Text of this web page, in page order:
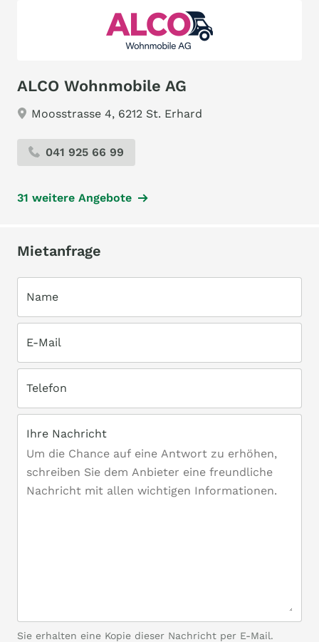
ALCO Wohnmobile AG
Moosstrasse 4, 6212 St. Erhard
041 925 66 99
31 weitere Angebote
Mietanfrage
Name
E-Mail
Telefon
Ihre Nachricht
Sie erhalten eine Kopie dieser Nachricht per E-Mail.